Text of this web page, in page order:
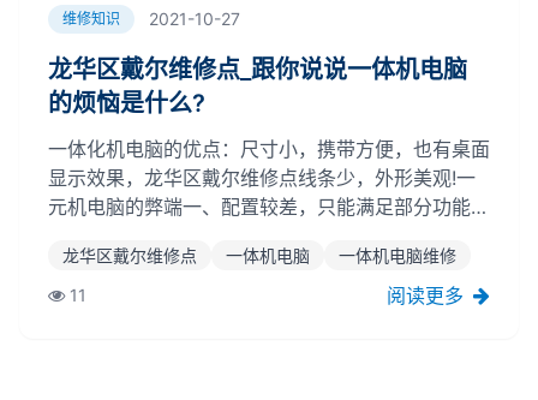
维修知识 2021-10-27
龙华区戴尔维修点_跟你说说一体机电脑
的烦恼是什么?
一体化机电脑的优点：尺寸小，携带方便，也有桌面
显示效果，龙华区戴尔维修点线条少，外形美观!一
元机电脑的弊端一、配置较差，只能满足部分功能的
差，受制于电脑空间，整体机电一体化散热不好，一
旦玩大型3D游戏或启动其它大型程序，都会造成很
龙华区戴尔维修点 一体机电脑
一体机电脑维修
11
阅读更多